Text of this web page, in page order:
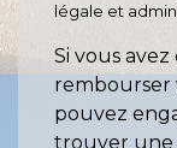
légale et
Si vous
rembourser
pouvez
trouver une